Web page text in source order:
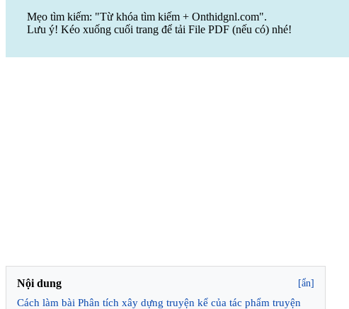
Mẹo tìm kiếm: "Từ khóa tìm kiếm + Onthidgnl.com".
Lưu ý! Kéo xuống cuối trang để tải File PDF (nếu có) nhé!
Nội dung [ẩn]
Cách làm bài Phân tích xây dựng truyện kể của tác phẩm truyện